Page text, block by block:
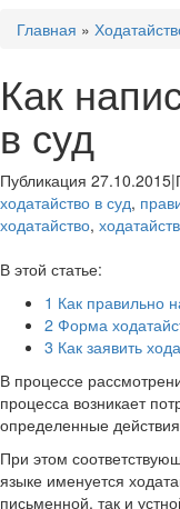
Главная »
Как
в суд
Публикация 27.10.2015|
ходатайство в суд,
ходатайство,
В этой статье:
1 Как правильно
2 Форма
3 Как заявить
В процессе
процесса возникает
определенные
При этом
языке именуется
письменной, так и